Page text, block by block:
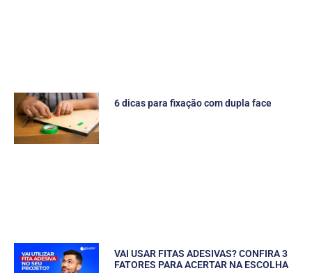
6 dicas para fixação com dupla face
VAI USAR FITAS ADESIVAS? CONFIRA 3
FATORES PARA ACERTAR NA ESCOLHA